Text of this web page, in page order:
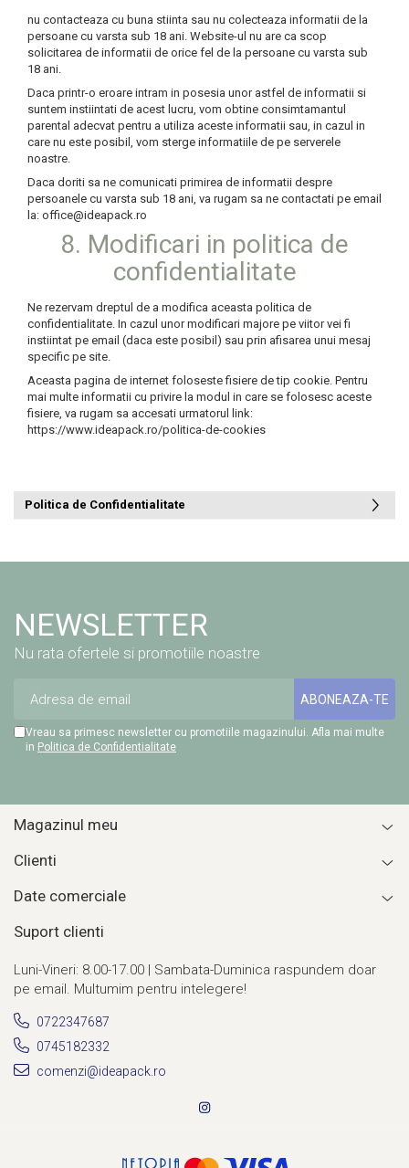
nu contacteaza cu buna stiinta sau nu colecteaza informatii de la
persoane cu varsta sub 18 ani. Website-ul nu are ca scop
solicitarea de informatii de orice fel de la persoane cu varsta sub
18 ani.
Daca printr-o eroare intram in posesia unor astfel de informatii si
suntem instiintati de acest lucru, vom obtine consimtamantul
parental adecvat pentru a utiliza aceste informatii sau, in cazul in
care nu este posibil, vom sterge informatiile de pe serverele
noastre.
Daca doriti sa ne comunicati primirea de informatii despre
persoanele cu varsta sub 18 ani, va rugam sa ne contactati pe email
la: office@ideapack.ro
8. Modificari in politica de
confidentialitate
Ne rezervam dreptul de a modifica aceasta politica de
confidentialitate. In cazul unor modificari majore pe viitor vei fi
instiintat pe email (daca este posibil) sau prin afisarea unui mesaj
specific pe site.
Aceasta pagina de internet foloseste fisiere de tip cookie. Pentru
mai multe informatii cu privire la modul in care se folosesc aceste
fisiere, va rugam sa accesati urmatorul link:
https://www.ideapack.ro/politica-de-cookies
Politica de Confidentialitate
NEWSLETTER
Nu rata ofertele si promotiile noastre
Vreau sa primesc newsletter cu promotiile magazinului. Afla mai multe
in Politica de Confidentialitate
Magazinul meu
Clienti
Date comerciale
Suport clienti
Luni-Vineri: 8.00-17.00 | Sambata-Duminica raspundem doar
pe email. Multumim pentru intelegere!
0722347687
0745182332
comenzi@ideapack.ro